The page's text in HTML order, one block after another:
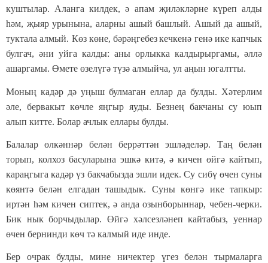
куштылар. Аланга килдек, ә апам җиләкләрне күреп алды
һәм, җыяр урынына, аларны ашый башлый. Ашый да ашый,
туктала алмый. Көз көне, бәрәңгебезкечкенә генә ике капчык
булгач, әни уйга калды: аны орлыкка калдырыргамы, әллә
ашаргамы. Өмете өзелүгә түзә алмыйча, ул аңын югалтты.
Моның кадәр дә уңыш булмаган еллар да булды. Хәтерлим
әле, бервакыт көчле яңгыр яуды. Безнең бакчанысу юып
алып китте. Болар ачлык еллары булды.
Балалар өлкәннәр белән беррәттән эшләделәр. Таң белән
торып, колхоз басуларына эшкә китә, ә кичен өйгә кайтып,
караңгыга кадәрүз бакчабызда эшли идек. Су сибү өчен суны
көянтә белән елгаданташыдык. Суны көнгә ике тапкыр:
иртән һәм кичен сиптек, ә андаозынборыннар, чебен-черки.
Бик нык борчыдылар. Өйгә хәлсезләнеп кайтабыз, уеннар
өчен бернинди көч тә калмый иде инде.
Бер очрак булды, мине ничектер үгез белән тырмаларга